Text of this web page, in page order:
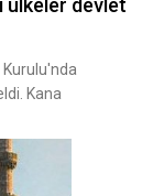
ülkeler devlet
Kurulu'nda
Kana